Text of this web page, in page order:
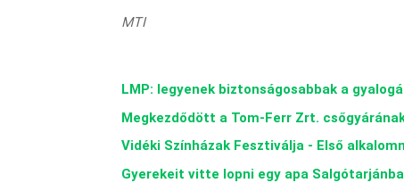
MTI
LMP: legyenek biztonságosabbak a
Megkezdődött a Tom-Ferr Zrt.
Vidéki Színházak Fesztiválja - Első
Gyerekeit vitte lopni egy apa